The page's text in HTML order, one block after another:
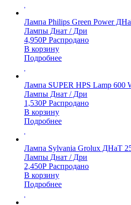
Лампа Philips Green Power
Лампы Днат / Дри
4,950Р Распродано
В корзину
Подробнее
Лампа SUPER HPS Lamp 600
Лампы Днат / Дри
1,530Р Распродано
В корзину
Подробнее
Лампа Sylvania Grolux ДНаТ
Лампы Днат / Дри
2,450Р Распродано
В корзину
Подробнее